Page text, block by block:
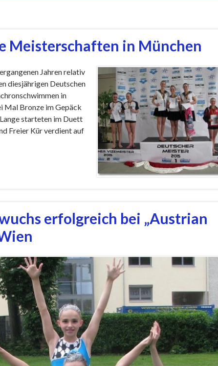
Meisterschaften in München
Jahren relativ
diesjährigen Deutschen
in
Mal Bronze im Gepäck
starteten im Duett
Freier Kür verdient auf
erfolgreich bei „Austrian